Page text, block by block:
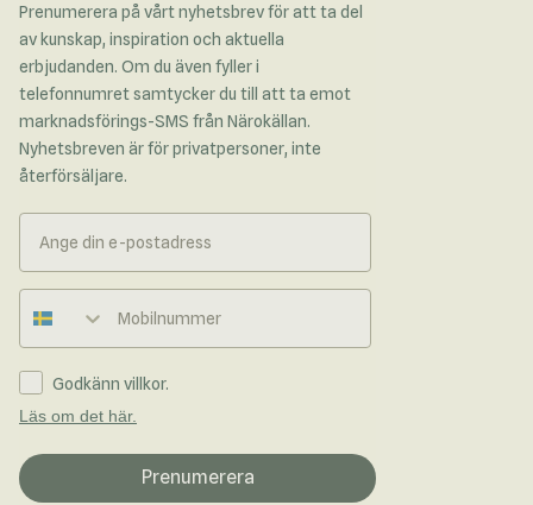
Prenumerera på vårt nyhetsbrev för att ta del
av kunskap, inspiration och aktuella
erbjudanden. Om du även fyller i
telefonnumret samtycker du till att ta emot
marknadsförings-SMS från Närokällan.
Nyhetsbreven är för privatpersoner, inte
återförsäljare.
Telefonnummer
Godkänn villkor.
Läs om det här.
Prenumerera